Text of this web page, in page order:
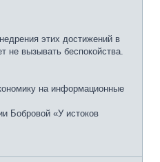
этих достижений в
не вызывать беспокойства.
на информационные
Бобровой «У истоков